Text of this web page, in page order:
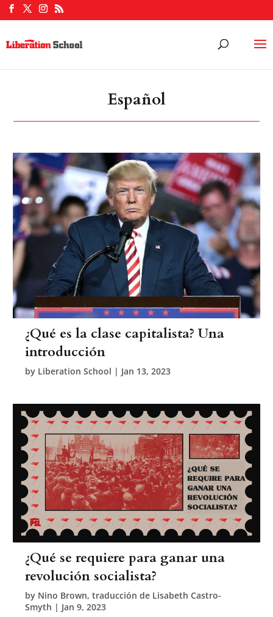
Español
¿Qué es la clase capitalista? Una
introducción
by Liberation School | Jan 13, 2023
¿Qué se requiere para ganar una
revolución socialista?
by Nino Brown, traducción de Lisabeth Castro-
Smyth | Jan 9, 2023